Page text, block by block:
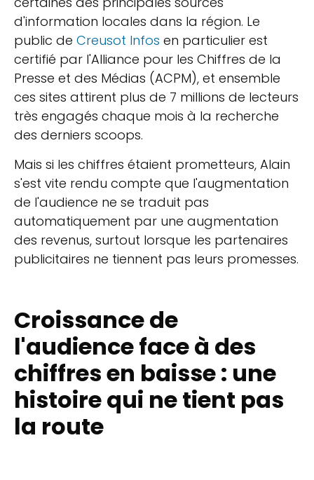
d'information locales dans la région. Le
public de Creusot Infos en particulier est
certifié par l'Alliance pour les Chiffres de la
Presse et des Médias (ACPM), et ensemble
ces sites attirent plus de 7 millions de lecteurs
très engagés chaque mois à la recherche
des derniers scoops.
Mais si les chiffres étaient prometteurs, Alain
s'est vite rendu compte que l'augmentation
de l'audience ne se traduit pas
automatiquement par une augmentation
des revenus, surtout lorsque les partenaires
publicitaires ne tiennent pas leurs promesses.
Croissance de
l'audience face à des
chiffres en baisse : une
histoire qui ne tient pas
la route